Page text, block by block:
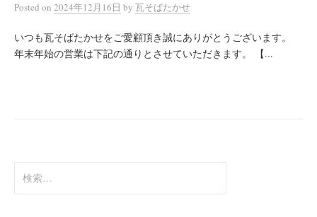
Posted on 2024年12月16日 by 瓦そばたかせ
いつも瓦そばたかせをご愛顧頂き誠にありがとうございます。
年末年始の営業は下記の通りとさせていただきます。 【...
索